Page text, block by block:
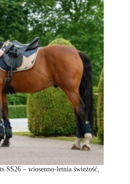
SS26 – wiosenno-letnia świeżość,